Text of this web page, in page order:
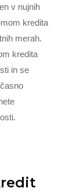
v nujnih
kredita
merah.
kredita
in se